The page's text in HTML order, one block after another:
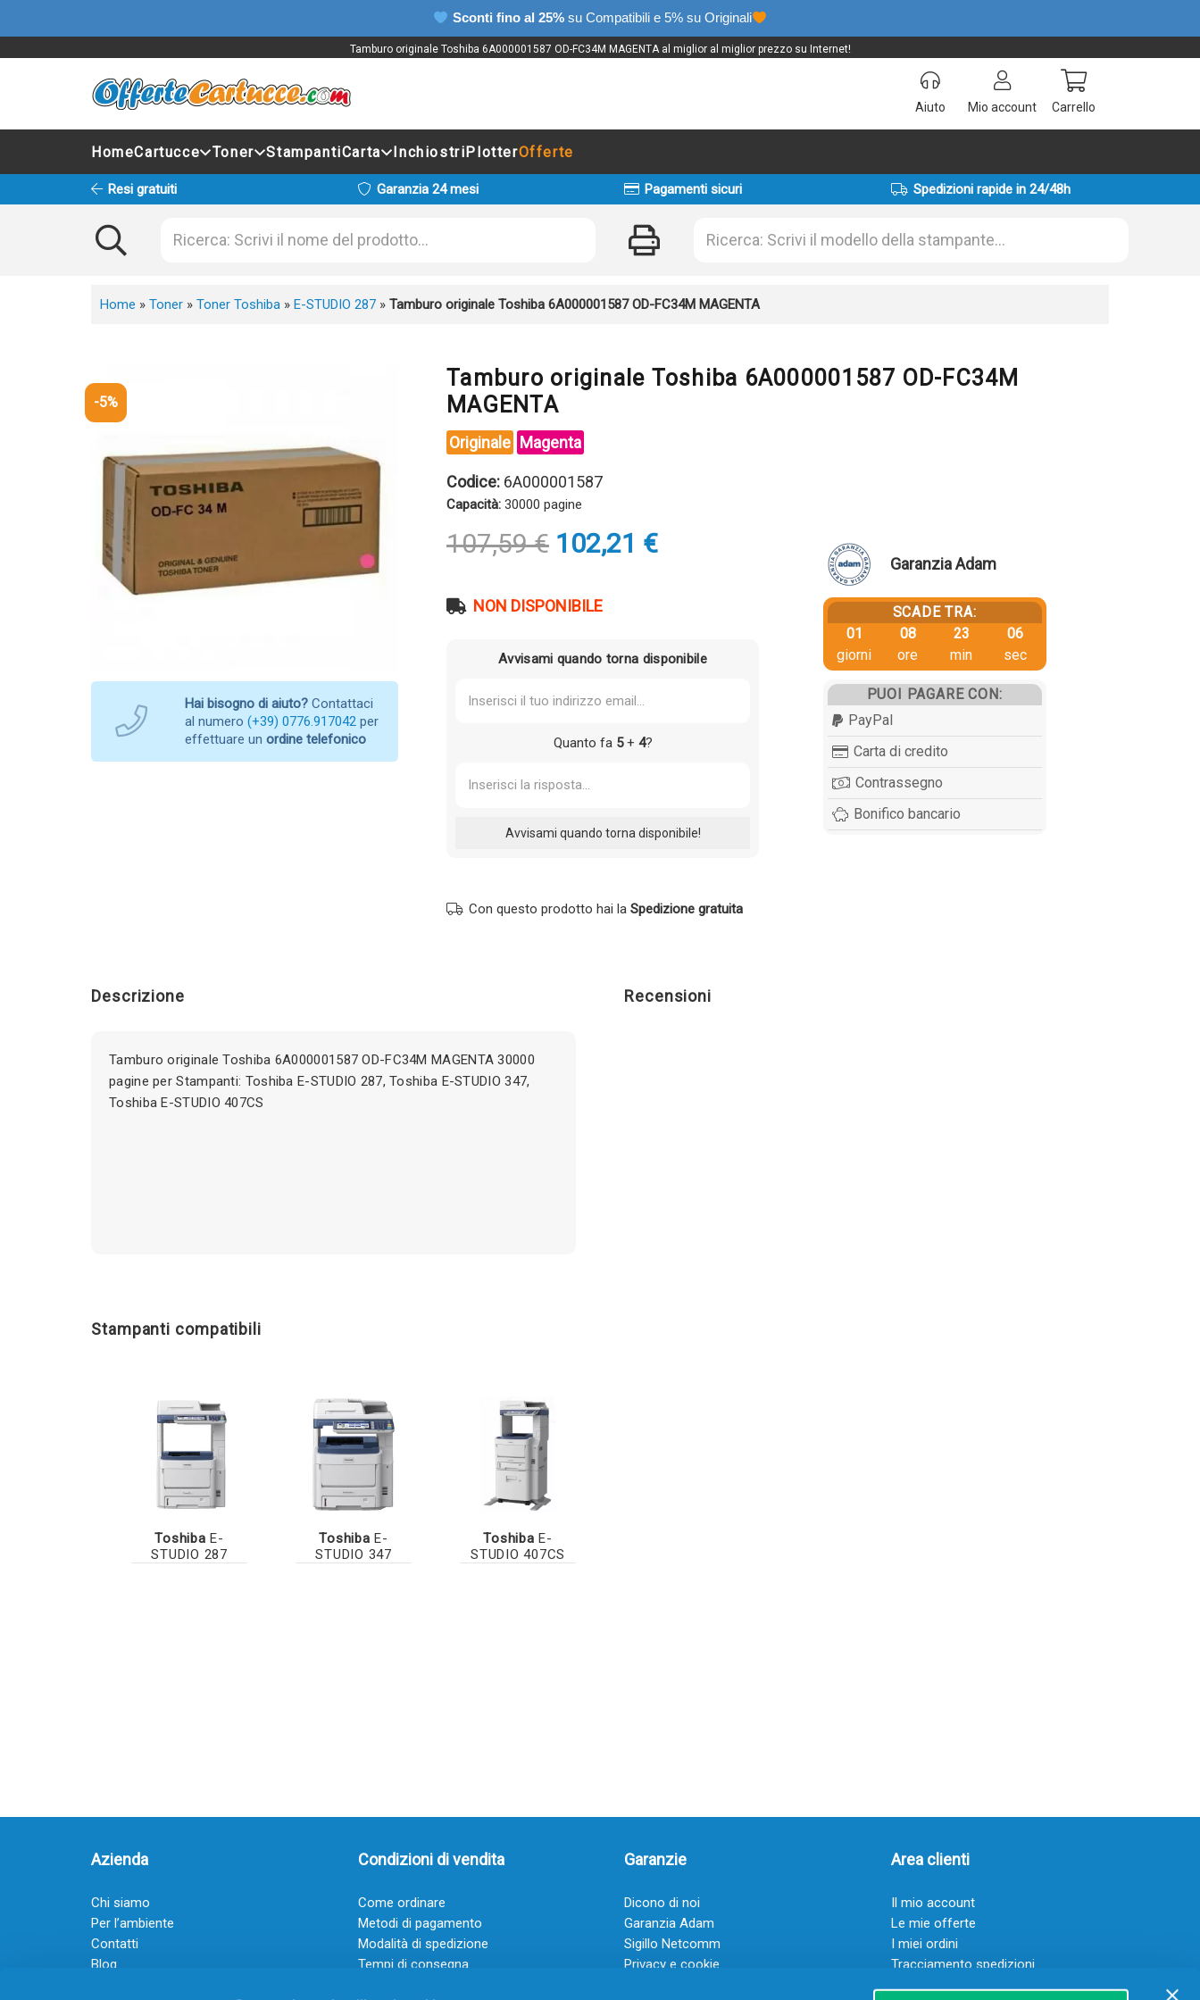
Sconti fino al 25% su Compatibili e 5% su Originali
Tamburo originale Toshiba 6A000001587 OD-FC34M MAGENTA al miglior al miglior prezzo su Internet!
Aiuto Mio account Carrello
HomeCartucce Toner StampantiCarta InchiostriPlotterOfferte
Resi gratuiti Garanzia 24 mesi Pagamenti sicuri Spedizioni rapide in 24/48h
Home » Toner » Toner Toshiba » E-STUDIO 287 » Tamburo originale Toshiba 6A000001587 OD-FC34M MAGENTA
-5%
Hai bisogno di aiuto? Contattaci
al numero (+39) 0776.917042 per
effettuare un ordine telefonico
Tamburo originale Toshiba 6A000001587 OD-FC34M
MAGENTA
Originale Magenta
Codice: 6A000001587
Capacità: 30000 pagine
107,59€ Il
prezzo
era:
102,21 €Il
NON DISPONIBILE
Avvisami quando torna disponibile
Quanto fa 5+ 4?
Con questo prodotto hai la Spedizione gratuita
Garanzia Adam
SCADE TRA:
01
giorni
08
ore
23
min
06
sec
PUOI PAGARE CON:
PayPal
Carta di credito
Contrassegno
Bonifico bancario
Descrizione
Tamburo originale Toshiba 6A000001587 OD-FC34M MAGENTA 30000
pagine per Stampanti: Toshiba E-STUDIO 287, Toshiba E-STUDIO 347,
Toshiba E-STUDIO 407CS
Recensioni
Stampanti compatibili
Toshiba E-
STUDIO 287
Toshiba E-
STUDIO 347
Toshiba E-
STUDIO 407CS
Azienda
Chi siamo
Per l’ambiente
Contatti
Blog
Condizioni di vendita
Come ordinare
Metodi di pagamento
Modalità di spedizione
Tempi di consegna
Garanzie
Dicono di noi
Garanzia Adam
Sigillo Netcomm
Privacy e cookie
Area clienti
Il mio account
Le mie offerte
I miei ordini
Tracciamento spedizioni
Resi